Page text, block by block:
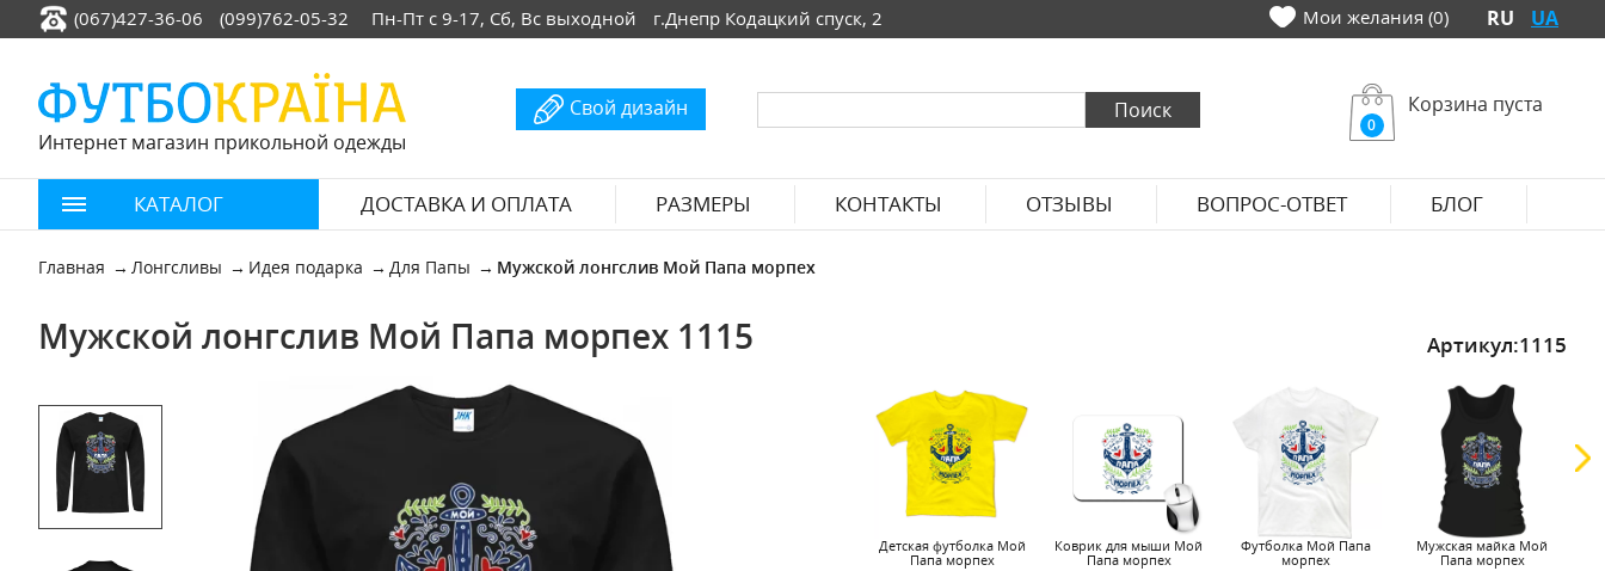
(067)427-36-06 (099)762-05-32 Пн-Пт с 9-17, Сб, Вс выходной г.Днепр Кодацкий спуск, 2 Мои желания (0) RU UA
Интернет магазин прикольной одежды
Свой дизайн
0
Корзина пуста
КАТАЛОГ ДОСТАВКА И ОПЛАТА РАЗМЕРЫ КОНТАКТЫ ОТЗЫВЫ ВОПРОС-ОТВЕТ БЛОГ
Главная Лонгсливы Идея подарка Для Папы Мужской лонгслив Мой Папа морпех
Мужской лонгслив Мой Папа морпех 1115 Артикул:1115
Детская футболка Мой
Папа морпех
Коврик для мыши Мой
Папа морпех
Футболка Мой Папа
морпех
Мужская майка Мой
Папа морпех